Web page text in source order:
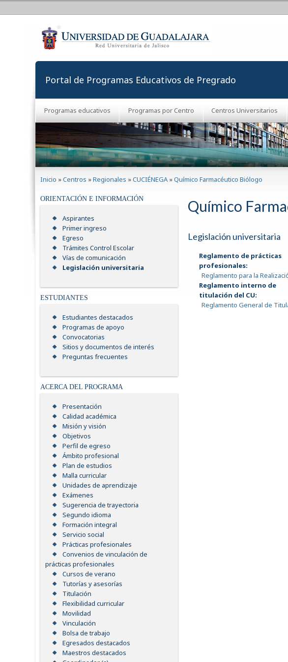
Portal de Programas Educativos de Pregrado
Programas educativos Programas por Centro Centros Universitarios
Inicio »Centros »Regionales »CUCIÉNEGA »Químico Farmacéutico Biólogo
ORIENTACIÓN E INFORMACIÓN
Aspirantes
Primer ingreso
Egreso
Trámites Control Escolar
Vías de comunicación
Legislación universitaria
ESTUDIANTES
Estudiantes destacados
Programas de apoyo
Convocatorias
Sitios y documentos de interés
Preguntas frecuentes
ACERCA DEL PROGRAMA
Presentación
Calidad académica
Misión y visión
Objetivos
Perfil de egreso
Ámbito profesional
Plan de estudios
Malla curricular
Unidades de aprendizaje
Exámenes
Sugerencia de trayectoria
Segundo idioma
Formación integral
Servicio social
Prácticas profesionales
Convenios de vinculación de
prácticas profesionales
Cursos de verano
Tutorías y asesorías
Titulación
Flexibilidad curricular
Movilidad
Vinculación
Bolsa de trabajo
Egresados destacados
Maestros destacados
Químico
Legislación universitaria
Reglamento de prácticas
profesionales:
Reglamento para la
Reglamento interno de
titulación del CU:
Reglamento General de